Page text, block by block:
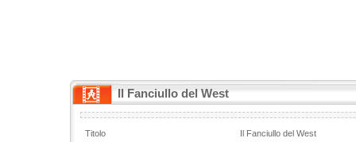
Il Fanciullo del West
Titolo
Il Fanciullo del West